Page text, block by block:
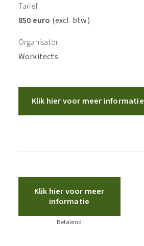
Tarief
850 euro (excl. btw)
Organisator
Workitects
Klik hier voor meer informatie
Klik hier voor meer
informatie
Betalend